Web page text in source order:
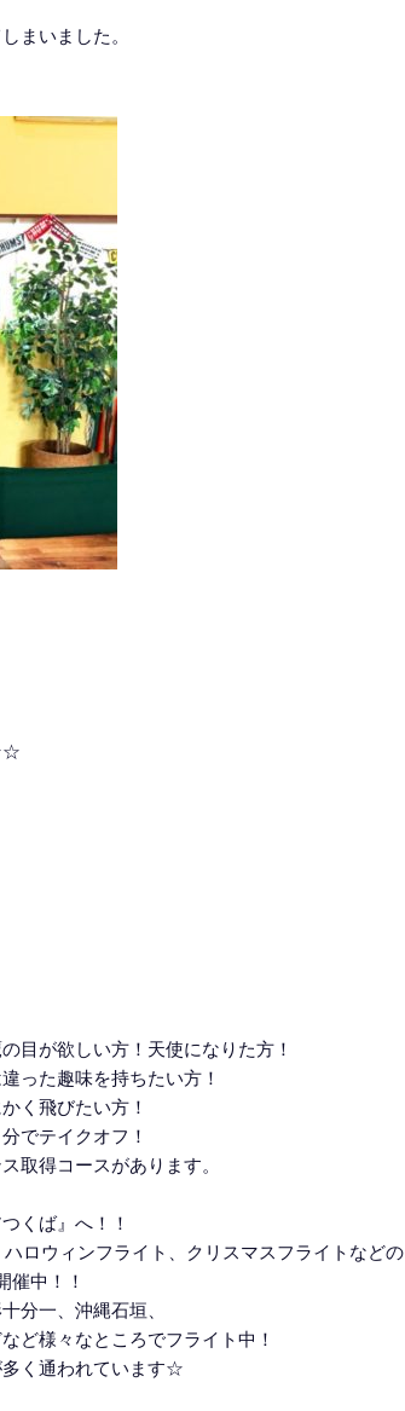
まいました。
目が欲しい方！天使になりた方！
った趣味を持ちたい方！
く飛びたい方！
でテイクオフ！
取得コースがあります。
くば』へ！！
ロウィンフライト、クリスマスフライトなどの
催中！！
分一、沖縄石垣、
ど様々なところでフライト中！
多く通われています☆